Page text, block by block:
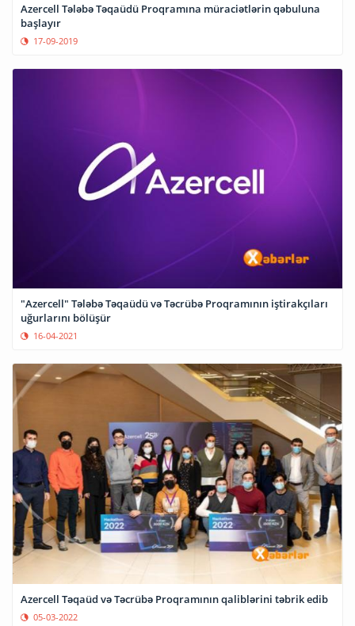
Azercell Tələbə Təqaüdü Proqramına müraciətlərin qəbuluna
başlayır
17-09-2019
"Azercell" Tələbə Təqaüdü və Təcrübə Proqramının iştirakçıları
uğurlarını bölüşür
16-04-2021
Azercell Təqaüd və Təcrübə Proqramının qaliblərini təbrik edib
05-03-2022